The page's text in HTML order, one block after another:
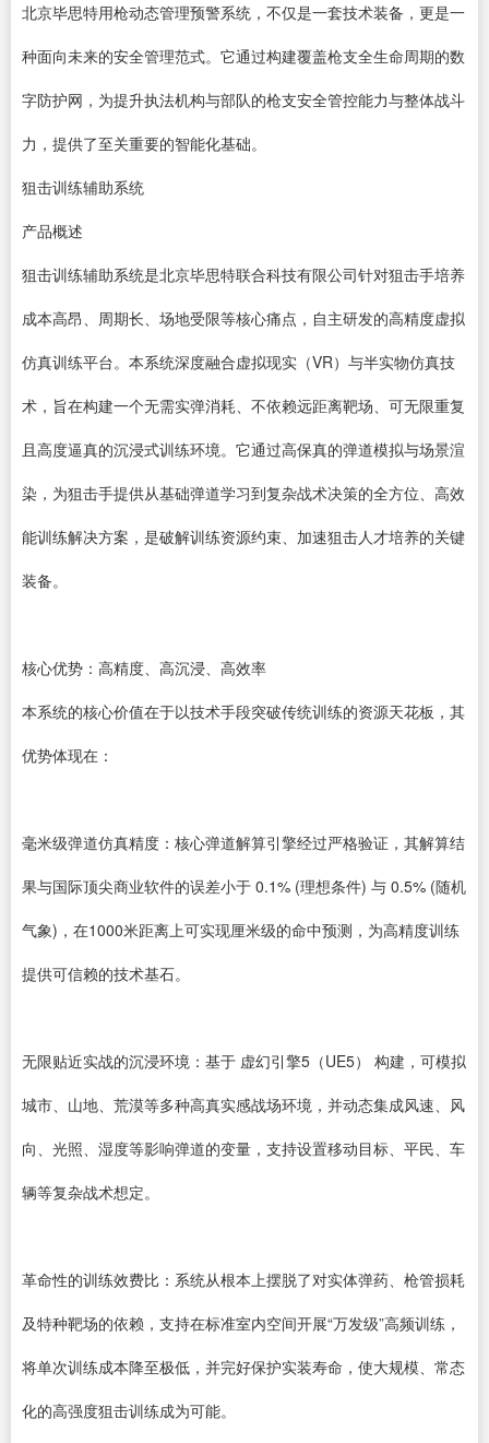
北京毕思特用枪动态管理预警系统，不仅是一套技术装备，更是一
种面向未来的安全管理范式。它通过构建覆盖枪支全生命周期的数
字防护网，为提升执法机构与部队的枪支安全管控能力与整体战斗
力，提供了至关重要的智能化基础。
狙击训练辅助系统
产品概述
狙击训练辅助系统是北京毕思特联合科技有限公司针对狙击手培养
成本高昂、周期长、场地受限等核心痛点，自主研发的高精度虚拟
仿真训练平台。本系统深度融合虚拟现实（VR）与半实物仿真技
术，旨在构建一个无需实弹消耗、不依赖远距离靶场、可无限重复
且高度逼真的沉浸式训练环境。它通过高保真的弹道模拟与场景渲
染，为狙击手提供从基础弹道学习到复杂战术决策的全方位、高效
能训练解决方案，是破解训练资源约束、加速狙击人才培养的关键
装备。
核心优势：高精度、高沉浸、高效率
本系统的核心价值在于以技术手段突破传统训练的资源天花板，其
优势体现在：
毫米级弹道仿真精度：核心弹道解算引擎经过严格验证，其解算结
果与国际顶尖商业软件的误差小于 0.1% (理想条件) 与 0.5% (随机
气象)，在1000米距离上可实现厘米级的命中预测，为高精度训练
提供可信赖的技术基石。
无限贴近实战的沉浸环境：基于 虚幻引擎5（UE5） 构建，可模拟
城市、山地、荒漠等多种高真实感战场环境，并动态集成风速、风
向、光照、湿度等影响弹道的变量，支持设置移动目标、平民、车
辆等复杂战术想定。
革命性的训练效费比：系统从根本上摆脱了对实体弹药、枪管损耗
及特种靶场的依赖，支持在标准室内空间开展“万发级”高频训练，
将单次训练成本降至极低，并完好保护实装寿命，使大规模、常态
化的高强度狙击训练成为可能。